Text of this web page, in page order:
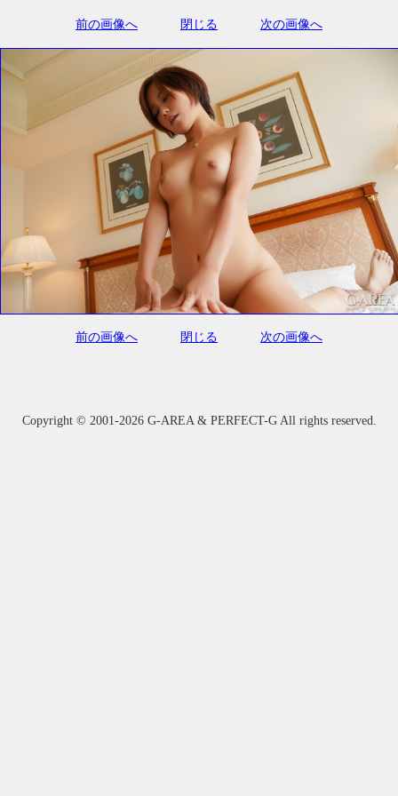
前の画像へ 閉じる 次の画像へ
前の画像へ 閉じる 次の画像へ
Copyright © 2001-2026 G-AREA & PERFECT-G All rights reserved.